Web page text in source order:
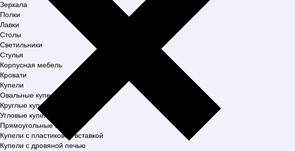
Зеркала
Полки
Лавки
Столы
Светильники
Стулья
Корпусная мебель
Кровати
Купели
Овальные купели
Круглые купели
Угловые купели
Прямоугольные купели
Купели с пластиковой вставкой
Купели с дровяной печью